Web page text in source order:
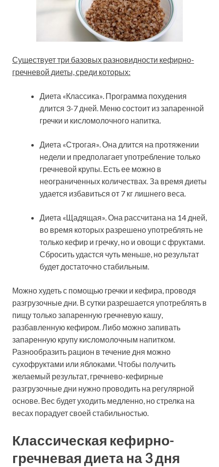
Существует три базовых разновидности кефирно-
гречневой диеты, среди которых:
Диета «Классика». Программа похудения
длится 3-7 дней. Меню состоит из запаренной
гречки и кисломолочного напитка.
Диета «Строгая». Она длится на протяжении
недели и предполагает употребление только
гречневой крупы. Есть ее можно в
неограниченных количествах. За время диеты
удается избавиться от 7 кг лишнего веса.
Диета «Щадящая». Она рассчитана на 14 дней,
во время которых разрешено употреблять не
только кефир и гречку, но и овощи с фруктами.
Сбросить удастся чуть меньше, но результат
будет достаточно стабильным.
Можно худеть с помощью гречки и кефира, проводя
разгрузочные дни. В сутки разрешается употреблять в
пищу только запаренную гречневую кашу,
разбавленную кефиром. Либо можно запивать
запаренную крупу кисломолочным напитком.
Разнообразить рацион в течение дня можно
сухофруктами или яблоками. Чтобы получить
желаемый результат, гречнево-кефирные
разгрузочные дни нужно проводить на регулярной
основе. Вес будет уходить медленно, но стрелка на
весах порадует своей стабильностью.
Классическая кефирно-
гречневая диета на 3 дня